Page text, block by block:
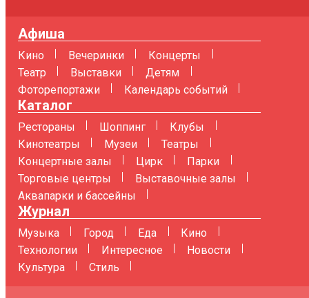
Афиша
Кино Вечеринки
Концерты
Театр
Выставки
Детям
Фоторепортажи
Календарь событий
Каталог
Рестораны Шоппинг
Клубы
Кинотеатры
Музеи
Театры
Концертные залы
Цирк
Парки
Торговые центры
Выставочные залы
Аквапарки и бассейны
Журнал
Музыка Город Еда
Кино
Технологии
Интересное
Новости
Культура
Стиль